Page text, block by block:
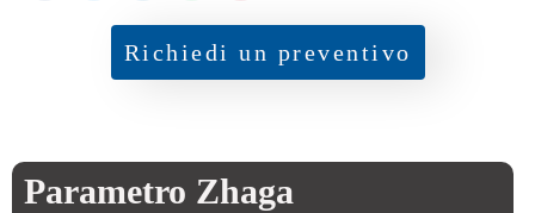
Richiedi un preventivo
Parametro Zhaga